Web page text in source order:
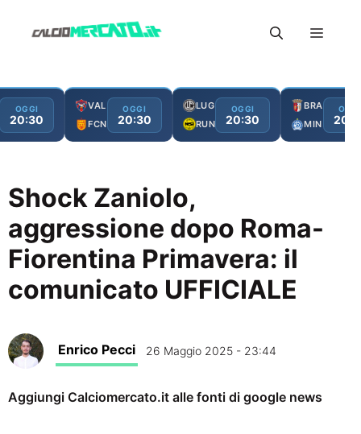
Menu
OGGI
20:30
VAL
FCN
OGGI
20:30
LUG
RUN
OGGI
20:30
BRA
MIN
OGGI
Shock Zaniolo,
aggressione dopo Roma-
Fiorentina Primavera: il
comunicato UFFICIALE
Enrico Pecci 26 Maggio 2025 - 23:44
Aggiungi Calciomercato.it alle fonti di google news